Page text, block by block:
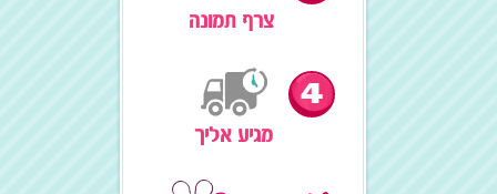
מאוד של מוצרי צילום,
סלולאר, מסגרות ועוד המון המון.....
צרף תמונה
מגיע אליך